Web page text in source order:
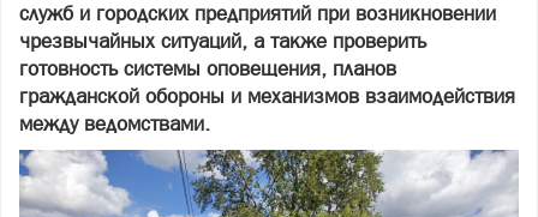
служб и городских предприятий при возникновении
чрезвычайных ситуаций, а также проверить
готовность системы оповещения, планов
гражданской обороны и механизмов взаимодействия
между ведомствами.